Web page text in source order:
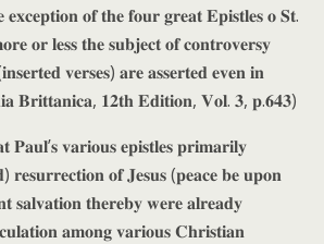
𝐨𝐟 𝐭𝐡𝐞 𝐟𝐨𝐮𝐫 𝐠𝐫𝐞𝐚𝐭 𝐄𝐩𝐢𝐬𝐭𝐥𝐞𝐬 𝐨 𝐒𝐭.
𝐨𝐫 𝐥𝐞𝐬𝐬 𝐭𝐡𝐞 𝐬𝐮𝐛𝐣𝐞𝐜𝐭 𝐨𝐟 𝐜𝐨𝐧𝐭𝐫𝐨𝐯𝐞𝐫𝐬𝐲
𝐯𝐞𝐫𝐬𝐞𝐬) 𝐚𝐫𝐞 𝐚𝐬𝐬𝐞𝐫𝐭𝐞𝐝 𝐞𝐯𝐞𝐧 𝐢𝐧
𝐁𝐫𝐢𝐭𝐭𝐚𝐧𝐢𝐜𝐚, 𝟏𝟐𝐭𝐡 𝐄𝐝𝐢𝐭𝐢𝐨𝐧, 𝐕𝐨𝐥. 𝟑, 𝐩.𝟔𝟒𝟑)
𝐯𝐚𝐫𝐢𝐨𝐮𝐬 𝐞𝐩𝐢𝐬𝐭𝐥𝐞𝐬 𝐩𝐫𝐢𝐦𝐚𝐫𝐢𝐥𝐲
𝐫𝐞𝐬𝐮𝐫𝐫𝐞𝐜𝐭𝐢𝐨𝐧 𝐨𝐟 𝐉𝐞𝐬𝐮𝐬 (𝐩𝐞𝐚𝐜𝐞 𝐛𝐞 𝐮𝐩𝐨𝐧
𝐬𝐚𝐥𝐯𝐚𝐭𝐢𝐨𝐧 𝐭𝐡𝐞𝐫𝐞𝐛𝐲 𝐰𝐞𝐫𝐞 𝐚𝐥𝐫𝐞𝐚𝐝𝐲
𝐚𝐦𝐨𝐧𝐠 𝐯𝐚𝐫𝐢𝐨𝐮𝐬 𝐂𝐡𝐫𝐢𝐬𝐭𝐢𝐚𝐧